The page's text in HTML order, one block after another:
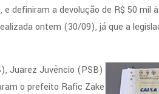
definiram a devolução de R$ 50 mil
ontem (30/09), já que a
Juarez Juvêncio (PSB)
o prefeito Rafic Zake